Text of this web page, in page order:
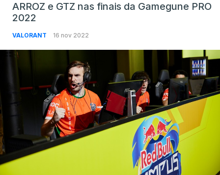
ARROZ e GTZ nas finais da Gamegune PRO
2022
VALORANT 16 nov 2022